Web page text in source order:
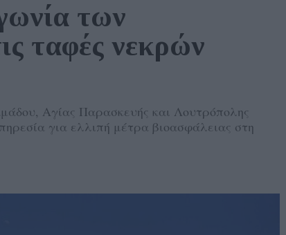
των
ταφές νεκρών
Αγίας Παρασκευής και Λουτρόπολης
για ελλιπή μέτρα βιοασφάλειας στη